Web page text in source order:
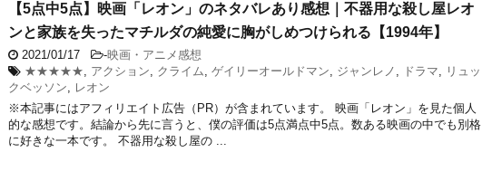
【5点中5点】映画「レオン」のネタバレあり感想｜不器用な殺し屋レオ
ンと家族を失ったマチルダの純愛に胸がしめつけられる【1994年】
2021/01/17 -映画・アニメ感想
★★★★★, アクション, クライム, ゲイリーオールドマン, ジャンレノ , ドラマ, リュッ
クベッソン, レオン
※本記事にはアフィリエイト広告（PR）が含まれています。 映画「レオン」を見た個人
的な感想です。結論から先に言うと、僕の評価は5点満点中5点。数ある映画の中でも別格
に好きな一本です。 不器用な殺し屋の ...